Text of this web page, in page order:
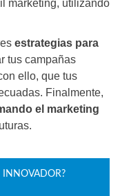
marketing, utilizando
estrategias para
tus campañas
ello, que tus
Finalmente,
el marketing
INNOVADOR?